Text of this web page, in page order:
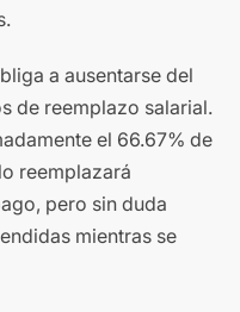
a ausentarse del
de reemplazo salarial.
el 66.67% de
reemplazará
pero sin duda
mientras se